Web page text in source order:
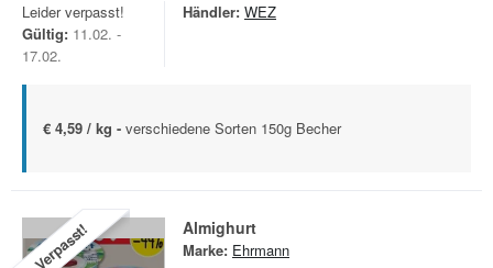
Leider verpasst!
Gültig: 11.02. -
17.02.
Händler: WEZ
€ 4,59 / kg - verschiedene Sorten 150g Becher
Verpasst! Almighurt
Marke: Ehrmann